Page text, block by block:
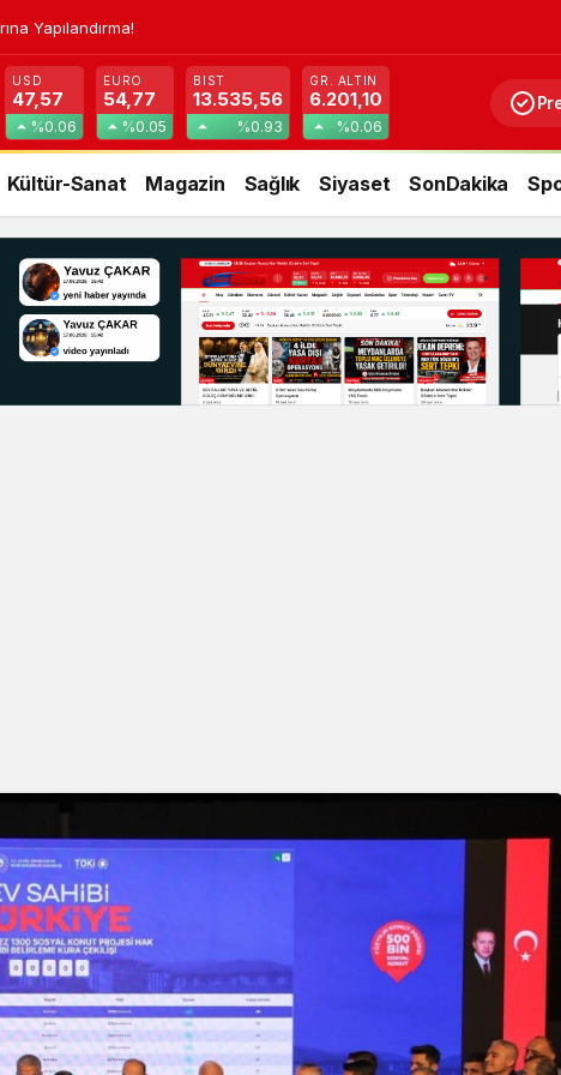
Yapılandırma!
USD
47,57
%0.06
EURO
54,77
%0.05
BIST
13.535,56
%0.93
GR. ALTIN
6.201,10
%0.06
Kültür-Sanat Magazin Sağlık Siyaset SonDakika